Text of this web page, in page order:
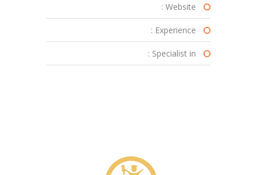
Website :
Experience :
Specialist in :